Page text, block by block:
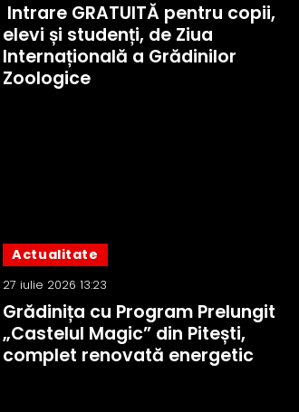
Intrare GRATUITĂ pentru copii,
elevi și studenți, de Ziua
Internațională a Grădinilor
Zoologice
Actualitate
27 iulie 2026 13:23
Grădinița cu Program Prelungit
„Castelul Magic” din Pitești,
complet renovată energetic